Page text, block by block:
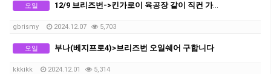
오일 12/9 브리즈번->킨가로이 육공장 같이 직컨 가실 분 구합니다 (저포함 최대 3명까지 가능)
gbrismy 2024.12.07 5,703
오일 부나(베지프로4)>브리즈번 오일쉐어 구합니다
kkkikk 2024.12.01 5,314